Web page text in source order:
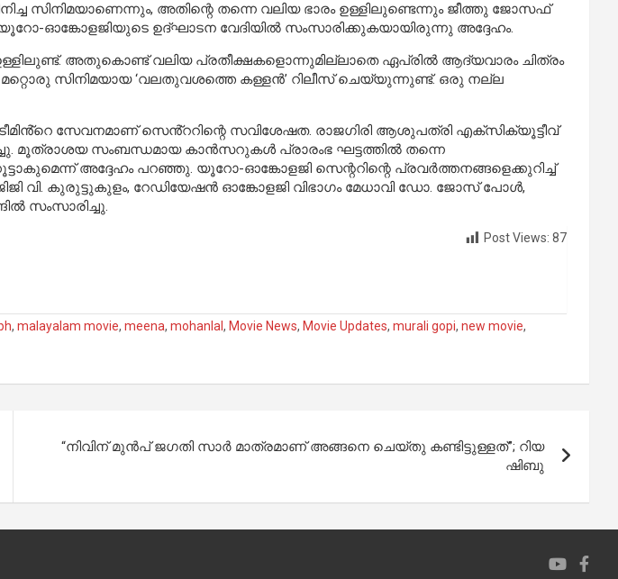
അതിന്റെ തന്നെ വലിയ ഭാരം ഉള്ളിലുണ്ടെന്നും ജീത്തു ജോസഫ്
ഓങ്കോളജിയുടെ ഉദ്ഘാടന വേദിയിൽ സംസാരിക്കുകയായിരുന്നു അദ്ദേഹം.
അതുകൊണ്ട് വലിയ പ്രതീക്ഷകളൊന്നുമില്ലാതെ ഏപ്രിൽ ആദ്യവാരം ചിത്രം
മറ്റൊരു സിനിമയായ ‘വലതുവശത്തെ കള്ളൻ’ റിലീസ് ചെയ്യുന്നുണ്ട്. ഒരു നല്ല
ടീമിൻ്റെ സേവനമാണ് സെൻ്ററിന്റെ സവിശേഷത. രാജഗിരി ആശുപത്രി എക്സിക്യൂട്ടീവ്
മൂത്രാശയ സംബന്ധമായ കാൻസറുകൾ പ്രാരംഭ ഘട്ടത്തിൽ തന്നെ
അദ്ദേഹം പറഞ്ഞു. യൂറോ-ഓങ്കോളജി സെന്ററിന്റെ പ്രവർത്തനങ്ങളെക്കുറിച്ച്
വി. കുരുട്ടുകുളം, റേഡിയേഷൻ ഓങ്കോളജി വിഭാഗം മേധാവി ഡോ. ജോസ് പോൾ,
സംസാരിച്ചു.
Post Views: 87
, malayalam movie, meena, mohanlal, Movie News, Movie Updates, murali gopi, new movie,
“നിവിന് മുന്‍പ് ജഗതി സാര്‍ മാത്രമാണ് അങ്ങനെ ചെയ്തു കണ്ടിട്ടുള്ളത്”; റിയ
ഷിബു